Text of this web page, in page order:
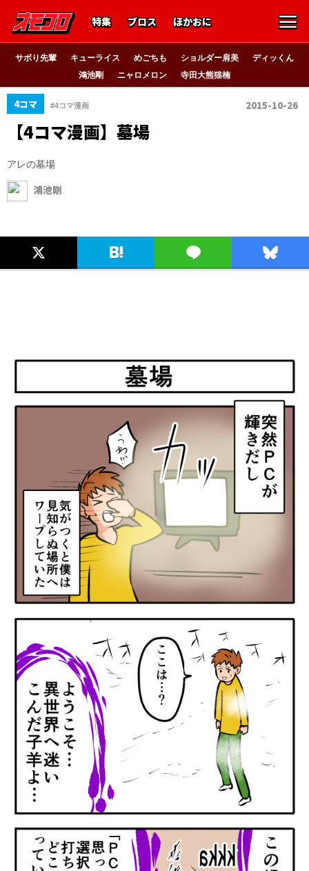
特集 ブロス ほかおに
サボり先輩 キューライス めごちも ショルダー肩美
ディッくん
鴻池剛
ニャロメロン 寺田大熊猫楠
4コマ #4コマ漫画 2015-10-26
【4コマ漫画】墓場
アレの墓場
鴻池剛